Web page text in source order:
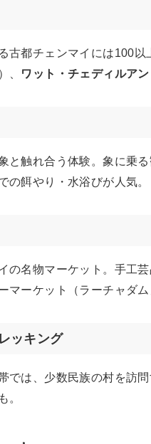
古都チェンマイには100以
、 ワット・チェディルアン
と触れ合う体験。象に乗
の餌やり・水浴びが人気。
の名物マーケット。手工
マーケット（ラーチャダ
ッキング
では、少数民族の村を訪
。